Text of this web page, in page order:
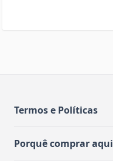
Termos e Políticas
Porquê comprar aqui